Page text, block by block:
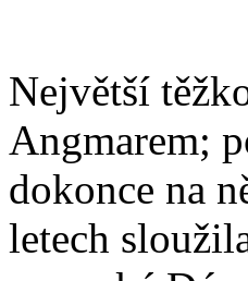
Největší
Angmarem;
dokonce na
letech